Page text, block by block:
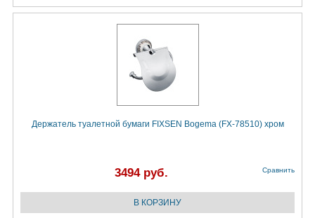
Держатель туалетной бумаги FIXSEN Bogema (FX-78510) хром
3494 руб. Сравнить